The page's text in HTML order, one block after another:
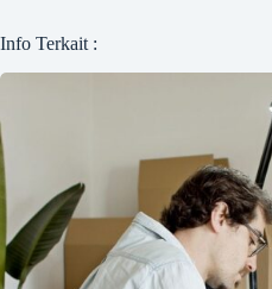
Info Terkait :